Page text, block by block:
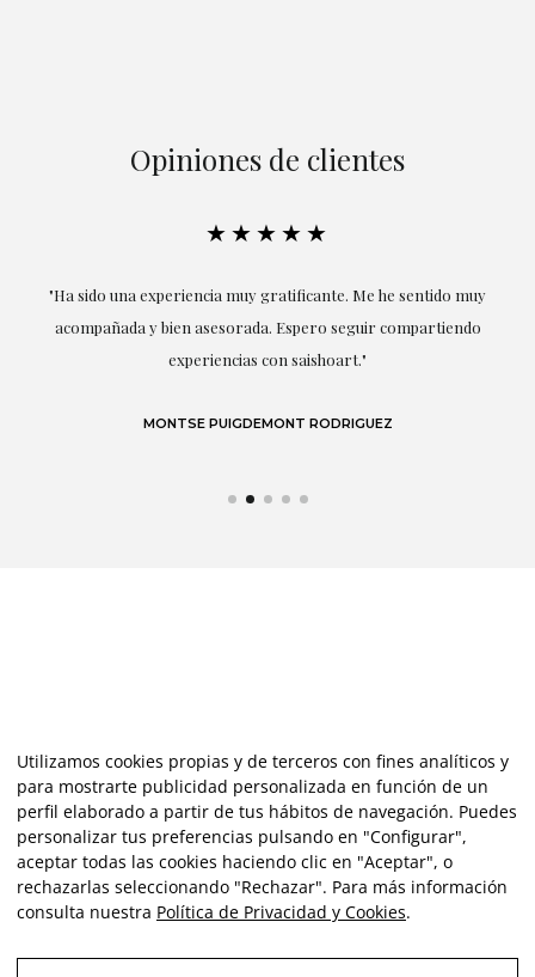
Opiniones de clientes
★★★★★
"Ha sido una experiencia muy gratificante. Me he sentido muy
acompañada y bien asesorada. Espero seguir compartiendo
experiencias con saishoart."
MONTSE PUIGDEMONT RODRIGUEZ
Utilizamos cookies propias y de terceros con fines analíticos y
para mostrarte publicidad personalizada en función de un
perfil elaborado a partir de tus hábitos de navegación. Puedes
personalizar tus preferencias pulsando en "Configurar",
aceptar todas las cookies haciendo clic en "Aceptar", o
rechazarlas seleccionando "Rechazar". Para más información
consulta nuestra Política de Privacidad y Cookies.